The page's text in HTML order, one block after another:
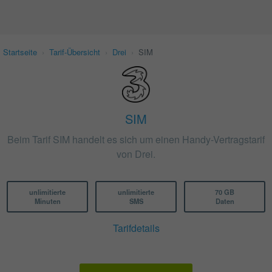
Startseite Tarif-Übersicht Drei SIM
SIM
Beim Tarif SIM handelt es sich um einen Handy-Vertragstarif
von Drei.
unlimitierte
Minuten
unlimitierte
SMS
70 GB
Daten
Tarifdetails